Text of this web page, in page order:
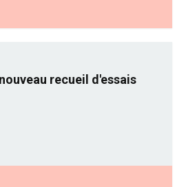
recueil d'essais